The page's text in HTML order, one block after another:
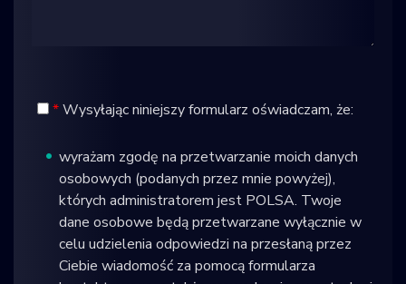
*Wysyłając niniejszy formularz oświadczam, że:
wyrażam zgodę na przetwarzanie moich danych
osobowych (podanych przez mnie powyżej),
których administratorem jest POLSA. Twoje
dane osobowe będą przetwarzane wyłącznie w
celu udzielenia odpowiedzi na przesłaną przez
Ciebie wiadomość za pomocą formularza